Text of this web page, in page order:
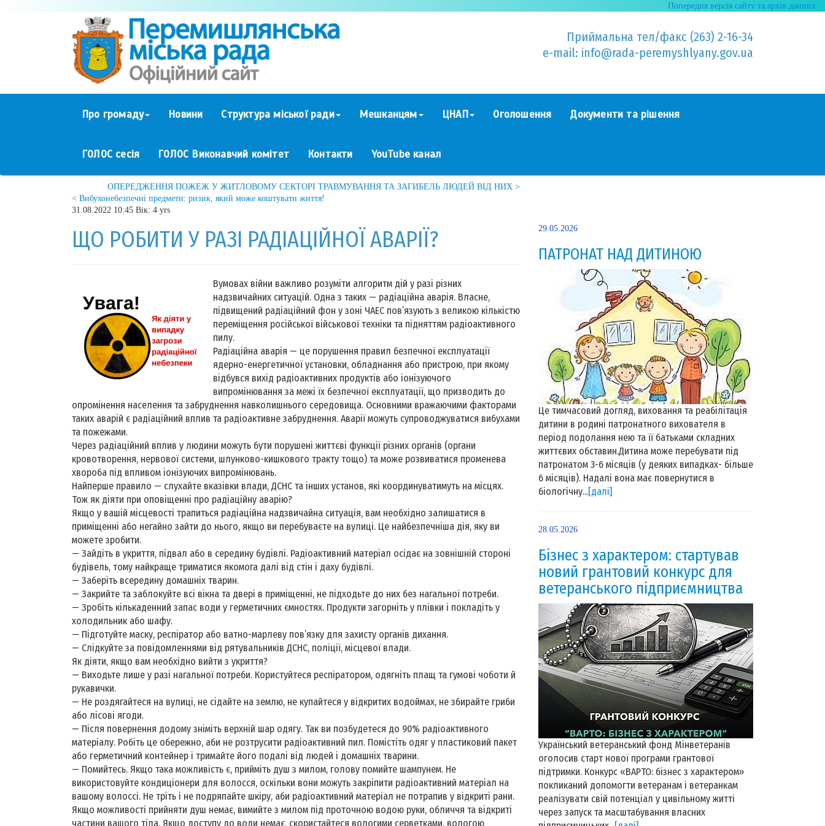
Попередня версія сайту та архів данних
Приймальна тел/факс (263) 2-16-34
e-mail: info@rada-peremyshlyany.gov.ua
Про громаду Новини Структура міської ради Мешканцям ЦНАП Оголошення Документи та рішення
ГОЛОС сесія ГОЛОС Виконавчий комітет Контакти YouTube канал
ОПЕРЕДЖЕННЯ ПОЖЕЖ У ЖИТЛОВОМУ СЕКТОРІ ТРАВМУВАННЯ ТА ЗАГИБЕЛЬ ЛЮДЕЙ ВІД НИХ >
< Вибухонебезпечні предмети: ризик, який може коштувати життя!
31.08.2022 10:45 Вік: 4 yrs
ЩО РОБИТИ У РАЗІ РАДІАЦІЙНОЇ АВАРІЇ?
Вумовах війни важливо розуміти алгоритм дій у разі різних
надзвичайних ситуацій. Одна з таких — радіаційна аварія. Власне,
підвищений радіаційний фон у зоні ЧАЕС пов’язують з великою кількістю
переміщення російської військової техніки та підняттям радіоактивного
пилу.
Радіаційна аварія — це порушення правил безпечної експлуатації
ядерно-енергетичної установки, обладнання або пристрою, при якому
відбувся вихід радіоактивних продуктів або іонізуючого
випромінювання за межі їх безпечної експлуатації, що призводить до
опромінення населення та забруднення навколишнього середовища. Основними вражаючими факторами
таких аварій є радіаційний вплив та радіоактивне забруднення. Аварії можуть супроводжуватися вибухами
та пожежами.
Через радіаційний вплив у людини можуть бути порушені життєві функції різних органів (органи
кровотворення, нервової системи, шлунково-кишкового тракту тощо) та може розвиватися променева
хвороба під впливом іонізуючих випромінювань.
Найперше правило — слухайте вказівки влади, ДСНС та інших установ, які координуватимуть на місцях.
Тож як діяти при оповіщенні про радіаційну аварію?
Якщо у вашій місцевості трапиться радіаційна надзвичайна ситуація, вам необхідно залишатися в
приміщенні або негайно зайти до нього, якщо ви перебуваєте на вулиці. Це найбезпечніша дія, яку ви
можете зробити.
— Зайдіть в укриття, підвал або в середину будівлі. Радіоактивний матеріал осідає на зовнішній стороні
будівель, тому найкраще триматися якомога далі від стін і даху будівлі.
— Заберіть всередину домашніх тварин.
— Закрийте та заблокуйте всі вікна та двері в приміщенні, не підходьте до них без нагальної потреби.
— Зробіть кількаденний запас води у герметичних ємностях. Продукти загорніть у плівки і покладіть у
холодильник або шафу.
— Підготуйте маску, респіратор або ватно-марлеву пов’язку для захисту органів дихання.
— Слідкуйте за повідомленнями від рятувальників ДСНС, поліції, місцевої влади.
Як діяти, якщо вам необхідно вийти з укриття?
— Виходьте лише у разі нагальної потреби. Користуйтеся респіратором, одягніть плащ та гумові чоботи й
рукавички.
— Не роздягайтеся на вулиці, не сідайте на землю, не купайтеся у відкритих водоймах, не збирайте гриби
або лісові ягоди.
— Після повернення додому зніміть верхній шар одягу. Так ви позбудетеся до 90% радіоактивного
матеріалу. Робіть це обережно, аби не розтрусити радіоактивний пил. Помістіть одяг у пластиковий пакет
або герметичний контейнер і тримайте його подалі від людей і домашніх тварини.
— Помийтесь. Якщо така можливість є, прийміть душ з милом, голову помийте шампунем. Не
використовуйте кондиціонери для волосся, оскільки вони можуть закріпити радіоактивний матеріал на
вашому волоссі. Не тріть і не подряпайте шкіру, аби радіоактивний матеріал не потрапив у відкриті рани.
Якщо можливості прийняти душ немає, вимийте з милом під проточною водою руки, обличчя та відкриті
частини вашого тіла. Якщо доступу до води немає, скористайтеся вологими серветками, вологою
29.05.2026
ПАТРОНАТ НАД ДИТИНОЮ
Це тимчасовий догляд, виховання та реабілітація
дитини в родині патронатного вихователя в
період подолання нею та її батьками складних
життєвих обставин.Дитина може перебувати під
патронатом 3-6 місяців (у деяких випадках- більше
6 місяців). Надалі вона має повернутися в
біологічну...[далі]
28.05.2026
Бізнес з характером: стартував
новий грантовий конкурс для
ветеранського підприємництва
Український ветеранський фонд Мінветеранів
оголосив старт нової програми грантової
підтримки. Конкурс «ВАРТО: бізнес з характером»
покликаний допомогти ветеранам і ветеранкам
реалізувати свій потенціал у цивільному житті
через запуск та масштабування власних